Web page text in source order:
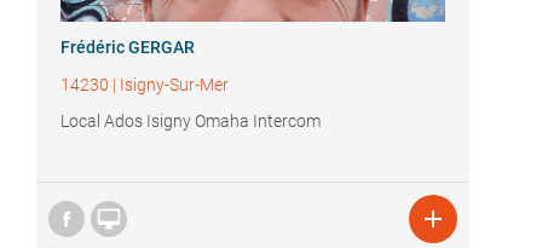
Frédéric GERGAR
14230 | Isigny-Sur-Mer
Local Ados Isigny Omaha Intercom
 